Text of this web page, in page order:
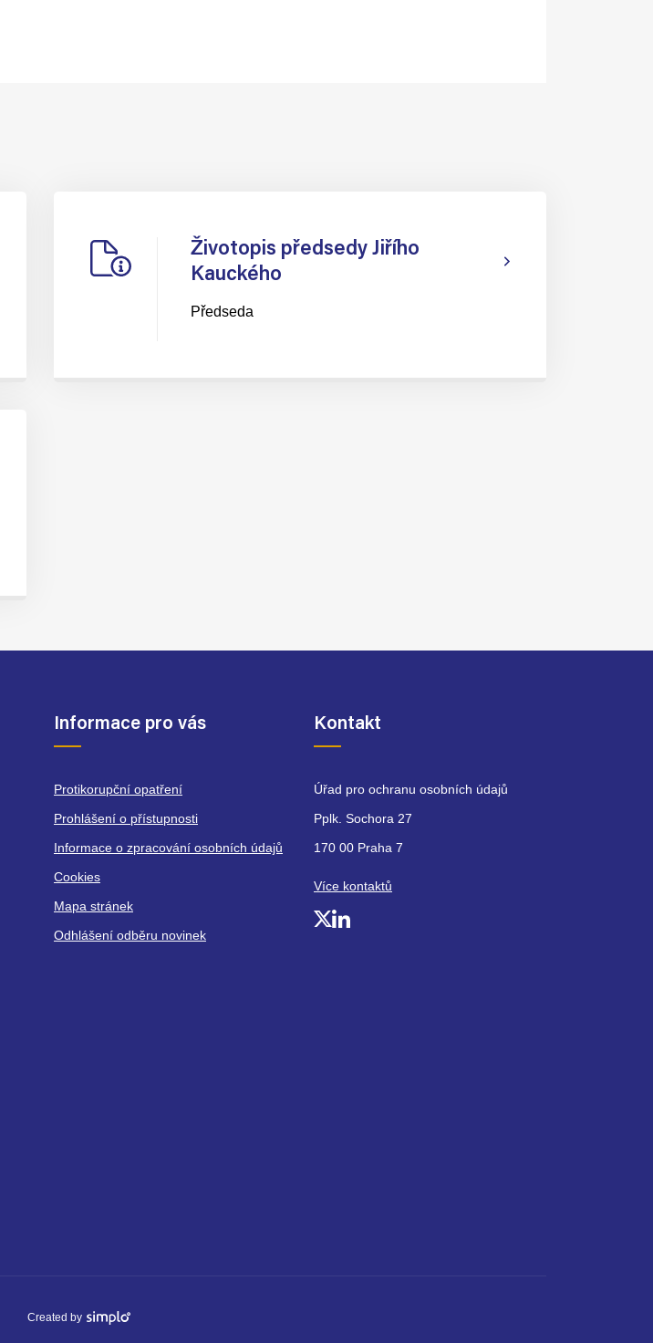
Životopis předsedy Jiřího
Kauckého
Předseda
Informace pro vás
Protikorupční opatření
Prohlášení o přístupnosti
Informace o zpracování osobních údajů
Cookies
Mapa stránek
Odhlášení odběru novinek
Kontakt
Úřad pro ochranu osobních údajů
Pplk. Sochora 27
170 00 Praha 7
Více kontaktů
Created by